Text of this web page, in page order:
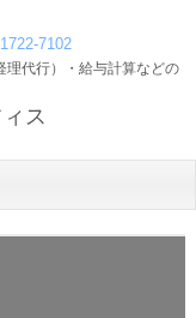
7102
理代行）・給与計算などの
ス